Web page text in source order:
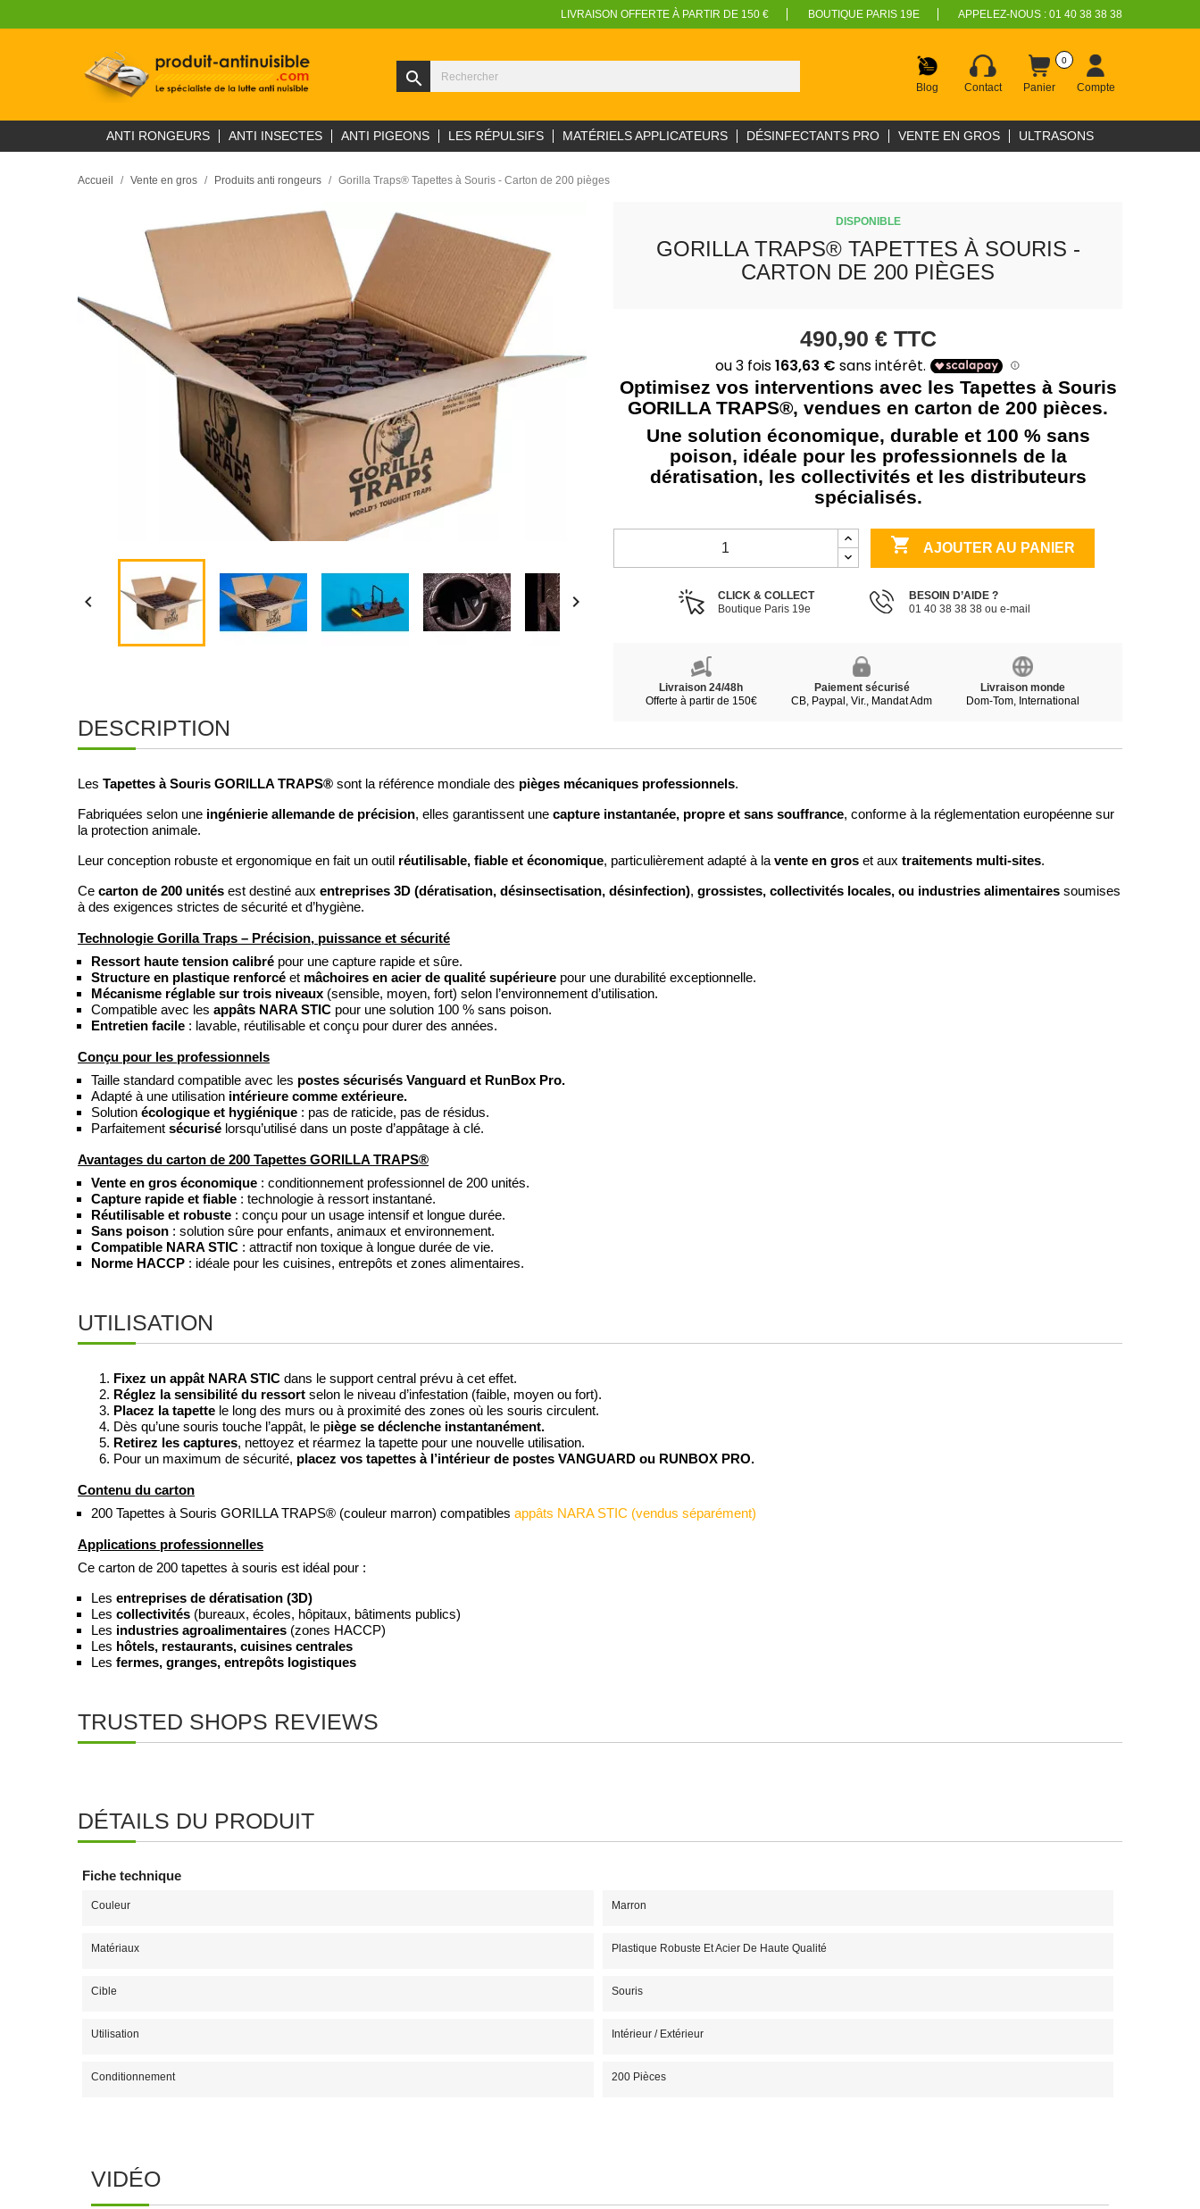
LIVRAISON OFFERTE À PARTIR DE 150 € BOUTIQUE PARIS 19E APPELEZ-NOUS : 01 40 38 38 38
search Blog Contact Panier
0
Compte
ANTI RONGEURS ANTI INSECTES ANTI PIGEONS LES RÉPULSIFS MATÉRIELS APPLICATEURS DÉSINFECTANTS PRO VENTE EN GROS ULTRASONS
Accueil Vente en gros Produits anti rongeurs Gorilla Traps® Tapettes à Souris - Carton de 200 pièges
 
DISPONIBLE
GORILLA TRAPS® TAPETTES À SOURIS -
CARTON DE 200 PIÈGES
490,90 € TTC
Optimisez vos interventions avec les Tapettes à Souris
GORILLA TRAPS®, vendues en carton de 200 pièces.
Une solution économique, durable et 100 % sans
poison, idéale pour les professionnels de la
dératisation, les collectivités et les distributeurs
spécialisés.
 AJOUTER AU PANIER
CLICK & COLLECT
Boutique Paris 19e
BESOIN D’AIDE ?
01 40 38 38 38 ou e-mail
Livraison 24/48h
Offerte à partir de 150€
Paiement sécurisé
CB, Paypal, Vir., Mandat Adm
Livraison monde
Dom-Tom, International
DESCRIPTION
Les Tapettes à Souris GORILLA TRAPS® sont la référence mondiale des pièges mécaniques professionnels.
Fabriquées selon une ingénierie allemande de précision, elles garantissent une capture instantanée, propre et sans souffrance, conforme à la réglementation européenne sur
la protection animale.
Leur conception robuste et ergonomique en fait un outil réutilisable, fiable et économique, particulièrement adapté à la vente en gros et aux traitements multi-sites.
Ce carton de 200 unités est destiné aux entreprises 3D (dératisation, désinsectisation, désinfection), grossistes, collectivités locales, ou industries alimentaires soumises
à des exigences strictes de sécurité et d’hygiène.
Technologie Gorilla Traps – Précision, puissance et sécurité
Ressort haute tension calibré pour une capture rapide et sûre.
Structure en plastique renforcé et mâchoires en acier de qualité supérieure pour une durabilité exceptionnelle.
Mécanisme réglable sur trois niveaux (sensible, moyen, fort) selon l’environnement d’utilisation.
Compatible avec les appâts NARA STIC pour une solution 100 % sans poison.
Entretien facile : lavable, réutilisable et conçu pour durer des années.
Conçu pour les professionnels
Taille standard compatible avec les postes sécurisés Vanguard et RunBox Pro.
Adapté à une utilisation intérieure comme extérieure.
Solution écologique et hygiénique : pas de raticide, pas de résidus.
Parfaitement sécurisé lorsqu’utilisé dans un poste d’appâtage à clé.
Avantages du carton de 200 Tapettes GORILLA TRAPS®
Vente en gros économique : conditionnement professionnel de 200 unités.
Capture rapide et fiable : technologie à ressort instantané.
Réutilisable et robuste : conçu pour un usage intensif et longue durée.
Sans poison : solution sûre pour enfants, animaux et environnement.
Compatible NARA STIC : attractif non toxique à longue durée de vie.
Norme HACCP : idéale pour les cuisines, entrepôts et zones alimentaires.
UTILISATION
Fixez un appât NARA STIC dans le support central prévu à cet effet.
Réglez la sensibilité du ressort selon le niveau d’infestation (faible, moyen ou fort).
Placez la tapette le long des murs ou à proximité des zones où les souris circulent.
Dès qu’une souris touche l’appât, le piège se déclenche instantanément.
Retirez les captures, nettoyez et réarmez la tapette pour une nouvelle utilisation.
Pour un maximum de sécurité, placez vos tapettes à l’intérieur de postes VANGUARD ou RUNBOX PRO.
Contenu du carton
200 Tapettes à Souris GORILLA TRAPS® (couleur marron) compatibles appâts NARA STIC (vendus séparément)
Applications professionnelles
Ce carton de 200 tapettes à souris est idéal pour :
Les entreprises de dératisation (3D)
Les collectivités (bureaux, écoles, hôpitaux, bâtiments publics)
Les industries agroalimentaires (zones HACCP)
Les hôtels, restaurants, cuisines centrales
Les fermes, granges, entrepôts logistiques
TRUSTED SHOPS REVIEWS
DÉTAILS DU PRODUIT
Fiche technique
Couleur Marron
Matériaux Plastique Robuste Et Acier De Haute Qualité
Cible Souris
Utilisation Intérieur / Extérieur
Conditionnement 200 Pièces
VIDÉO